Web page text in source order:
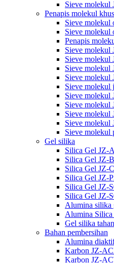
Sieve molekul
Penapis molekul
Sieve molekul
Sieve molekul
Penapis
Sieve molekul
Sieve molekul
Sieve molekul
Sieve molekul
Sieve molekul
Sieve molekul
Sieve molekul
Sieve molekul
Sieve molekul
Sieve molekul
Gel silika
Silica Gel JZ-
Silica Gel JZ-
Silica Gel JZ-
Silica Gel JZ-
Silica Gel JZ-
Silica Gel JZ-
Alumina silika
Alumina
Gel silika
Bahan pembersihan
Alumina
Karbon JZ-
Karbon JZ-